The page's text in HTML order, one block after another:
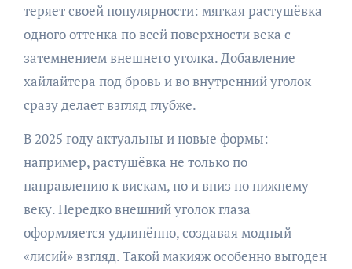
теряет своей популярности: мягкая растушёвка
одного оттенка по всей поверхности века с
затемнением внешнего уголка. Добавление
хайлайтера под бровь и во внутренний уголок
сразу делает взгляд глубже.
В 2025 году актуальны и новые формы:
например, растушёвка не только по
направлению к вискам, но и вниз по нижнему
веку. Нередко внешний уголок глаза
оформляется удлинённо, создавая модный
«лисий» взгляд. Такой макияж особенно выгоден